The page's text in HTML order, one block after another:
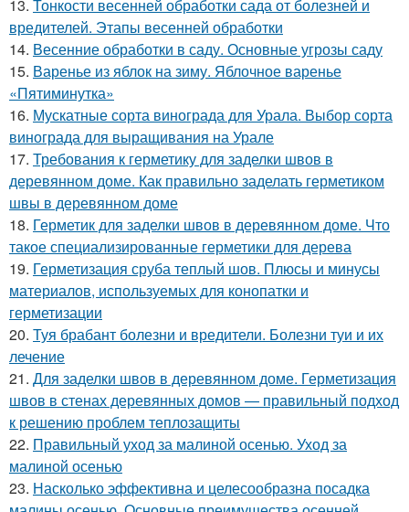
13. Тонкости весенней обработки сада от болезней и
вредителей. Этапы весенней обработки
14. Весенние обработки в саду. Основные угрозы саду
15. Варенье из яблок на зиму. Яблочное варенье
«Пятиминутка»
16. Мускатные сорта винограда для Урала. Выбор сорта
винограда для выращивания на Урале
17. Требования к герметику для заделки швов в
деревянном доме. Как правильно заделать герметиком
швы в деревянном доме
18. Герметик для заделки швов в деревянном доме. Что
такое специализированные герметики для дерева
19. Герметизация сруба теплый шов. Плюсы и минусы
материалов, используемых для конопатки и
герметизации
20. Туя брабант болезни и вредители. Болезни туи и их
лечение
21. Для заделки швов в деревянном доме. Герметизация
швов в стенах деревянных домов — правильный подход
к решению проблем теплозащиты
22. Правильный уход за малиной осенью. Уход за
малиной осенью
23. Насколько эффективна и целесообразна посадка